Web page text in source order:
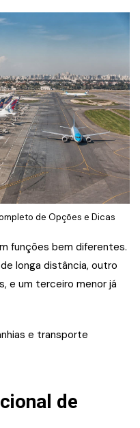
de Opções e Dicas
funções bem diferentes.
longa distância, outro
e um terceiro menor já
e transporte
de